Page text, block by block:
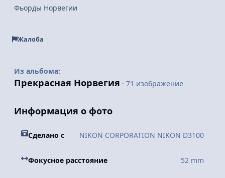
Фьорды Норвегии
Жалоба
Из альбома:
Прекрасная Норвегия · 71 изображение
Информация о фото
Сделано с NIKON CORPORATION NIKON D3100
Фокусное расстояние 52 mm